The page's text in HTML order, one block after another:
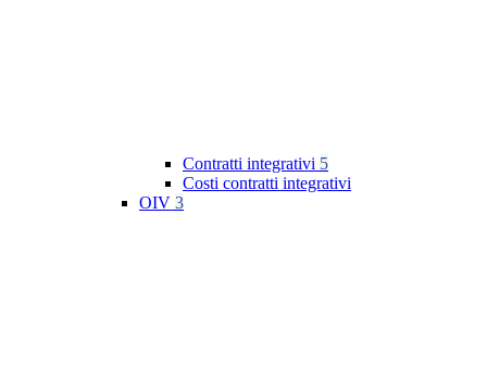
Contratti integrativi 5
Costi contratti integrativi
OIV 3